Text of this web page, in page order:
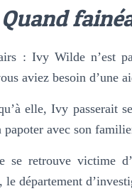
Quand
: Ivy Wilde n’est
aviez besoin d’une
elle, Ivy passerait
avec son
se retrouve victime
le département